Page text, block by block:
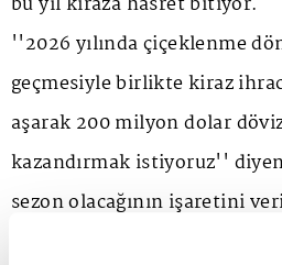
''2026 yılında çiçeklenme
geçmesiyle birlikte kiraz
aşarak 200 milyon dolar
kazandırmak istiyoruz''
sezon olacağının işaretini
kiraz üretiminin yüzde